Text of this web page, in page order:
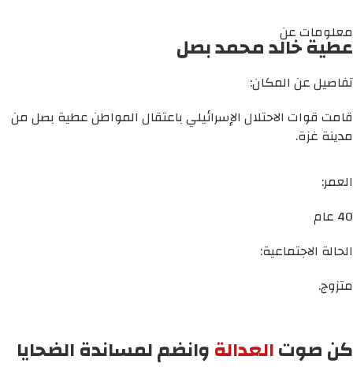
معلومات عن
عطية خالد محمد بصل
تفاصيل عن المكان:
قامت قوات الاحتلال الإسرائيلي باعتقال المواطن عطية بصل من
مدينة غزة.
العمر:
40 عام
الحالة الاجتماعية:
متزوج.
كن صوتالعدالةوانضم لمساندة الضحايا